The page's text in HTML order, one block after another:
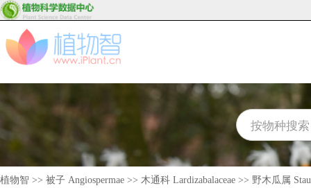
植物智 >> 被子 Angiospermae >> 木通科 Lardizabalaceae >> 野木瓜属